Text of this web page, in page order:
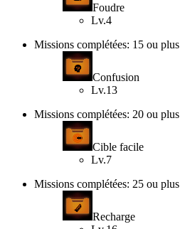
Foudre
Lv.4
Missions complétées: 15 ou plus
Confusion
Lv.13
Missions complétées: 20 ou plus
Cible facile
Lv.7
Missions complétées: 25 ou plus
Recharge